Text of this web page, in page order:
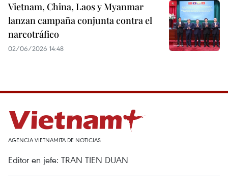
Vietnam, China, Laos y Myanmar
lanzan campaña conjunta contra el
narcotráfico
02/06/2026 14:48
AGENCIA VIETNAMITA DE NOTICIAS
Editor en jefe: TRAN TIEN DUAN